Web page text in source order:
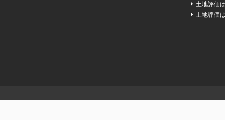
土地評価
土地評価